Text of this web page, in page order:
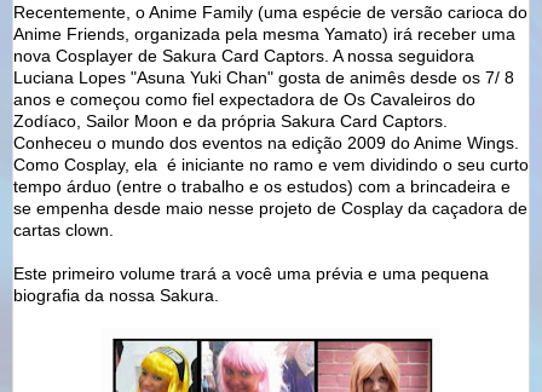
Recentemente, o Anime Family (uma espécie de versão carioca do
Anime Friends, organizada pela mesma Yamato) irá receber uma
nova Cosplayer de Sakura Card Captors. A nossa seguidora
Luciana Lopes "Asuna Yuki Chan" gosta de animês desde os 7/ 8
anos e começou como fiel expectadora de Os Cavaleiros do
Zodíaco, Sailor Moon e da própria Sakura Card Captors.
Conheceu o mundo dos eventos na edição 2009 do Anime Wings.
Como Cosplay, ela é iniciante no ramo e vem dividindo o seu curto
tempo árduo (entre o trabalho e os estudos) com a brincadeira e
se empenha desde maio nesse projeto de Cosplay da caçadora de
cartas clown.
Este primeiro volume trará a você uma prévia e uma pequena
biografia da nossa Sakura.